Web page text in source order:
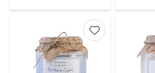
Lägg till i